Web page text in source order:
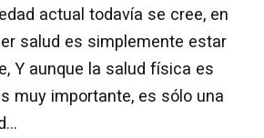
actual todavía se cree, en
salud es simplemente estar
Y aunque la salud física es
muy importante, es sólo una